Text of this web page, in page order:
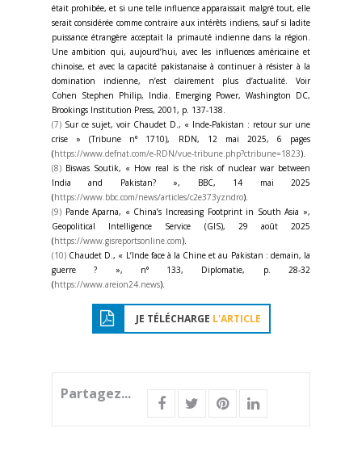
était prohibée, et si une telle influence apparaissait malgré tout, elle
serait considérée comme contraire aux intérêts indiens, sauf si ladite
puissance étrangère acceptait la primauté indienne dans la région.
Une ambition qui, aujourd’hui, avec les influences américaine et
chinoise, et avec la capacité pakistanaise à continuer à résister à la
domination indienne, n’est clairement plus d’actualité. Voir
Cohen Stephen Philip, India. Emerging Power, Washington DC,
Brookings Institution Press, 2001, p. 137-138.
(7) Sur ce sujet, voir Chaudet D., « Inde-Pakistan : retour sur une
crise » (Tribune n° 1710), RDN, 12 mai 2025, 6 pages
(https://www.defnat.com/e-RDN/vue-tribune.php?ctribune=1823).
(8) Biswas Soutik, « How real is the risk of nuclear war between
India and Pakistan? », BBC, 14 mai 2025
(https://www.bbc.com/news/articles/c2e373yzndro).
(9) Pande Aparna, « China’s Increasing Footprint in South Asia »,
Geopolitical Intelligence Service (GIS), 29 août 2025
(https://www.gisreportsonline.com).
(10) Chaudet D., « L’Inde face à la Chine et au Pakistan : demain, la
guerre ? », n° 133, Diplomatie, p. 28-32
(https://www.areion24.news).
JE TÉLÉCHARGE L'ARTICLE
Partagez...